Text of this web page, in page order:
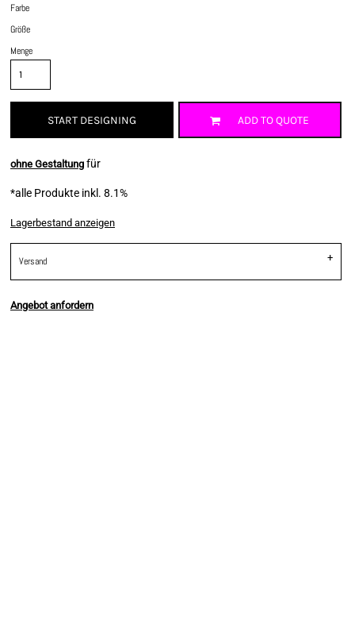
Farbe
Größe
Menge
START DESIGNING ADD TO QUOTE
ohne Gestaltung für
*alle Produkte inkl. 8.1%
Lagerbestand anzeigen
Versand
Angebot anfordern